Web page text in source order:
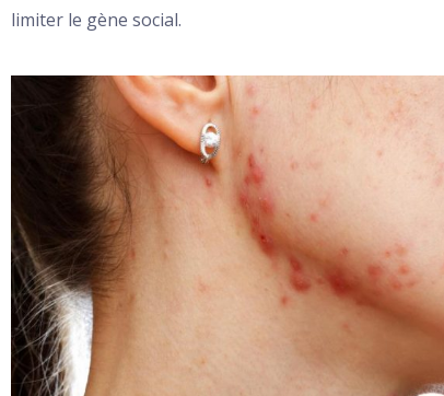
limiter le gène social.